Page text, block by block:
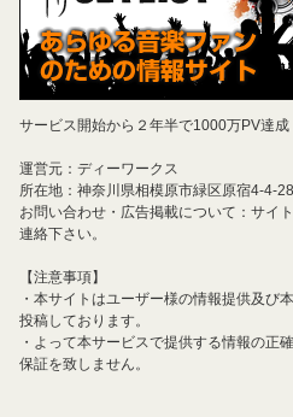
サービス開始から２年半で1000万PV達成
運営元：ディーワークス
所在地：神奈川県相模原市緑区原宿4-4-28
お問い合わせ・広告掲載について：サイ
連絡下さい。
【注意事項】
・本サイトはユーザー様の情報提供及び
投稿しております。
・よって本サービスで提供する情報の正
保証を致しません。